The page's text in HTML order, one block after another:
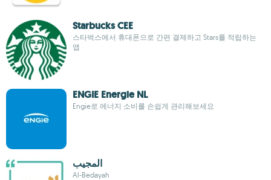
Starbucks CEE
스타벅스에서 휴대폰으로 간편 결제하고 Stars를 적립하는
앱
ENGIE Energie NL
Engie로 에너지 소비를 손쉽게 관리해보세요
المجيب
Al-Bedayah